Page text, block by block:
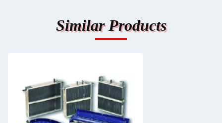
Similar Products